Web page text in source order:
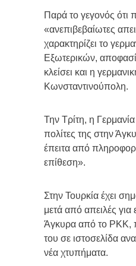
Παρά το γεγονός ότι
«ανεπιβεβαίωτες
χαρακτηρίζει το
Εξωτερικών,
κλείσει και η
Κωνσταντινούπολη.
Την Τρίτη, η Γερμανία
πολίτες της στην
έπειτα από
επίθεση».
Στην Τουρκία έχει
μετά από απειλές για
Άγκυρα από το PKK,
του σε ιστοσελίδα
νέα χτυπήματα.